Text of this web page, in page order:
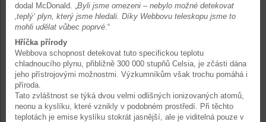
dodal McDonald. „ Byli jsme omezeni – nebylo možné detekovat
‚teplý‘ plyn, který jsme hledali. Díky Webbovu teleskopu jsme to
mohli udělat vůbec poprvé .“
Hříčka přírody
Webbova schopnost detekovat tuto specifickou teplotu
chladnoucího plynu, přibližně 300 000 stupňů Celsia, je zčásti dána
jeho přístrojovými možnostmi. Výzkumníkům však trochu pomáhá i
příroda.
Tato zvláštnost se týká dvou velmi odlišných ionizovaných atomů,
neonu a kyslíku, které vznikly v podobném prostředí. Při těchto
teplotách je emise kyslíku stokrát jasnější, ale je viditelná pouze v